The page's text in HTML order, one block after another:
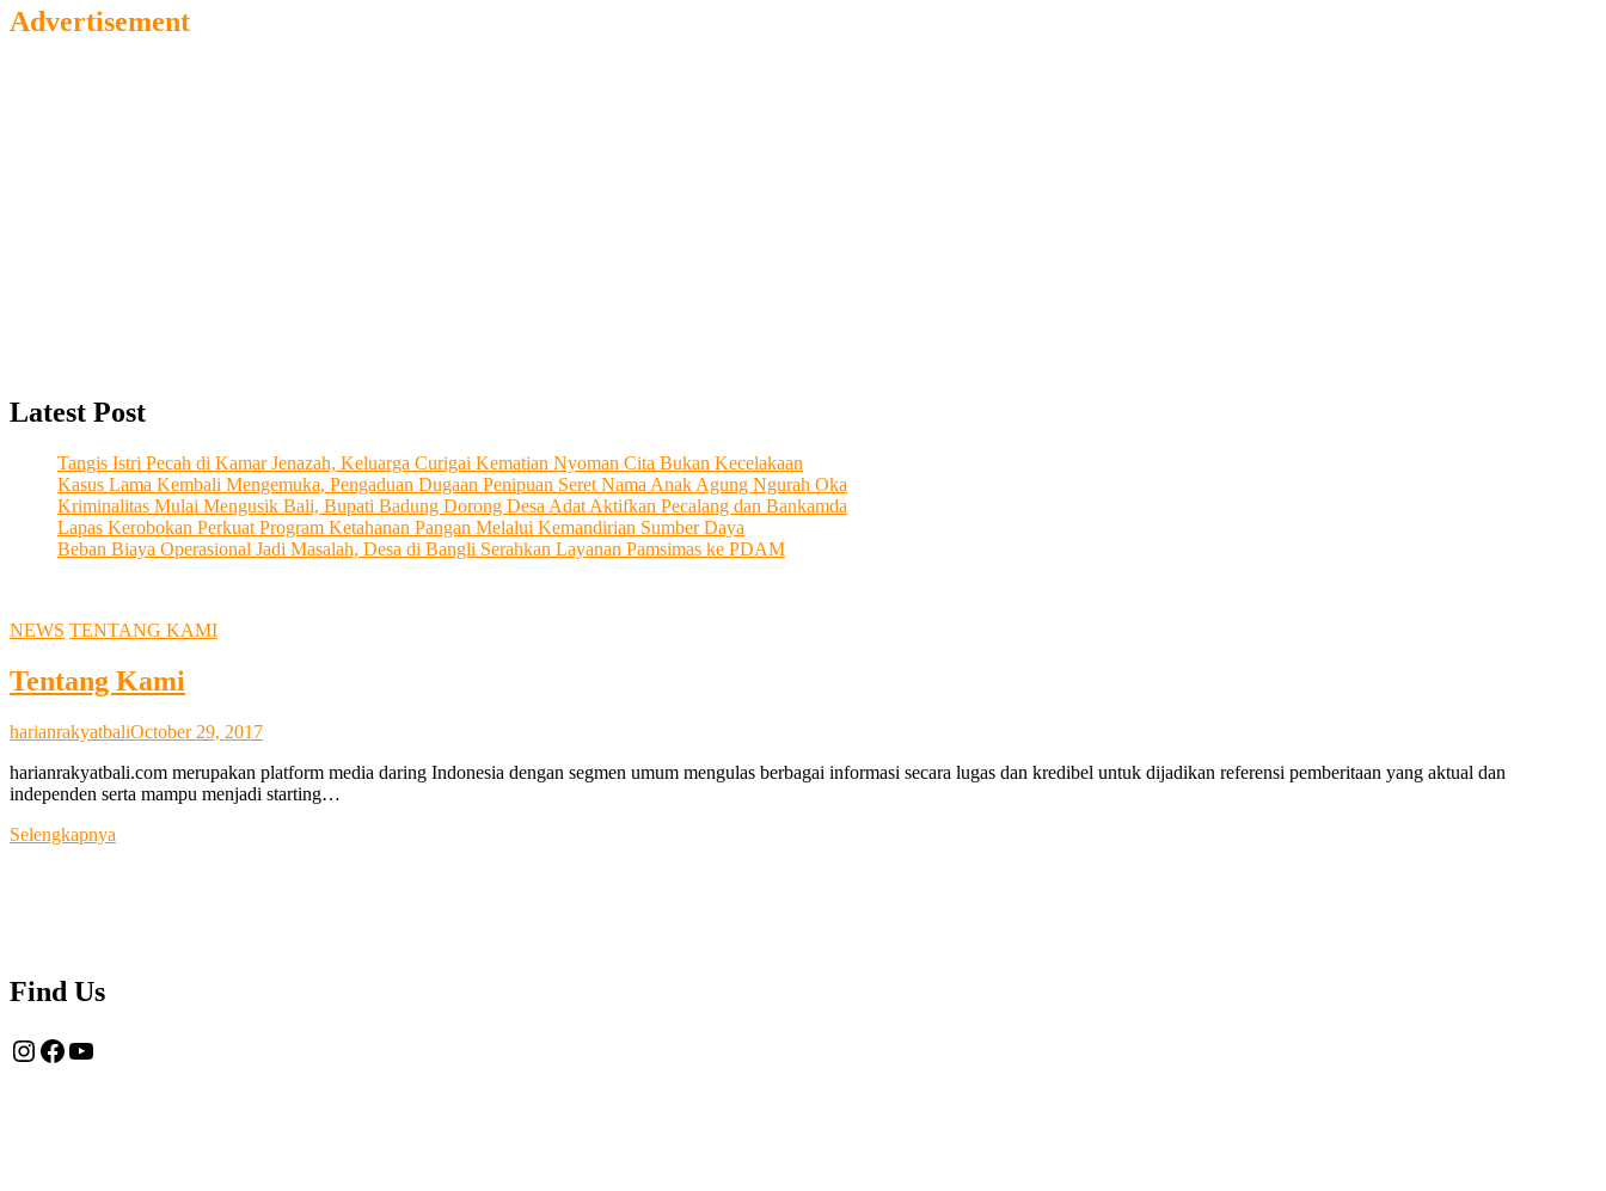
Advertisement
Latest Post
Tangis Istri Pecah di Kamar Jenazah, Keluarga Curigai Kematian Nyoman Cita Bukan Kecelakaan
Kasus Lama Kembali Mengemuka, Pengaduan Dugaan Penipuan Seret Nama Anak Agung Ngurah Oka
Kriminalitas Mulai Mengusik Bali, Bupati Badung Dorong Desa Adat Aktifkan Pecalang dan Bankamda
Lapas Kerobokan Perkuat Program Ketahanan Pangan Melalui Kemandirian Sumber Daya
Beban Biaya Operasional Jadi Masalah, Desa di Bangli Serahkan Layanan Pamsimas ke PDAM
NEWS TENTANG KAMI
Tentang Kami
harianrakyatbaliOctober 29, 2017
harianrakyatbali.com merupakan platform media daring Indonesia dengan segmen umum mengulas berbagai informasi secara lugas dan kredibel untuk dijadikan referensi pemberitaan yang aktual dan
independen serta mampu menjadi starting…
Selengkapnya
Find Us
Instagram
Facebook
YouTube